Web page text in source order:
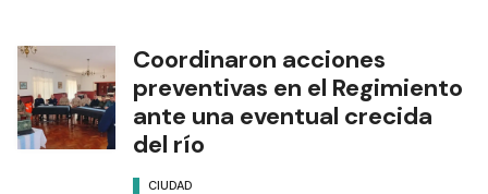
Coordinaron acciones
preventivas en el Regimiento
ante una eventual crecida
del río
CIUDAD